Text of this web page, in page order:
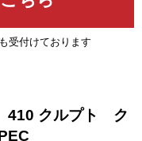
受付けております
410 クルプト ク